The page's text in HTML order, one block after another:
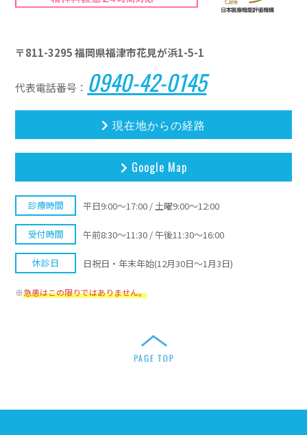
〒811-3295 福岡県福津市花見が浜1-5-1
代表電話番号： 0940-42-0145
現在地からの経路
Google Map
診療時間 平日9:00〜17:00 / 土曜9:00〜12:00
受付時間 午前8:30〜11:30 / 午後11:30〜16:00
休診日 日祝日・年末年始(12月30日～1月3日)
※急患はこの限りではありません。